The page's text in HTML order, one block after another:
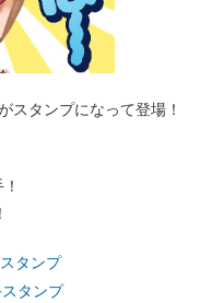
スタンプになって登場！
タンプ
タンプ